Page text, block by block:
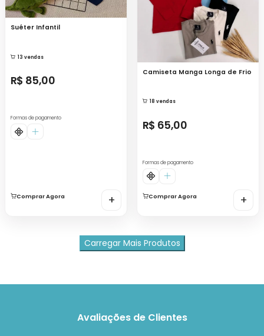
Suéter Infantil
13 vendas
R$ 85,00
Formas de pagamento
Comprar Agora +
Camiseta Manga Longa de Frio
18 vendas
R$ 65,00
Formas de pagamento
Comprar Agora +
Carregar Mais Produtos
Avaliações de Clientes